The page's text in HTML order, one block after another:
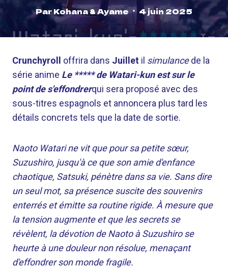
ParKohana & Ayame 4 juin 2025
Crunchyroll offrira dans Juillet il simulancede la
série anime Le ***** de Watari-kun est sur le
point de s'effondrerqui sera proposé avec des
sous-titres espagnols et annoncera plus tard les
détails concrets tels que la date de sortie.
Naoto Watari ne vit que pour sa petite sœur,
Suzushiro, jusqu'à ce que son amie d'enfance
chaotique, Satsuki, pénètre dans sa vie. Sans dire
un seul mot, sa présence suscite des souvenirs
enterrés et émitte sa routine rigide. À mesure que
la tension augmente et que les secrets se
révèlent, la dévotion de Naoto à Suzushiro se
heurte à une douleur non résolue, menaçant
d'effondrer son monde fragile.